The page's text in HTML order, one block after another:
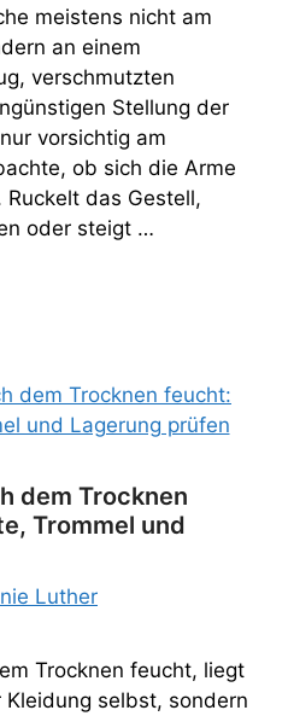
meistens nicht am
an einem
verschmutzten
Stellung der
vorsichtig am
ob sich die Arme
das Gestell,
oder steigt …
dem Trocknen
Trommel und
Luther
Trocknen feucht, liegt
selbst, sondern